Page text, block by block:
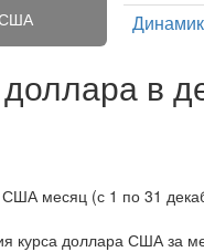
США
в
курса доллара США за